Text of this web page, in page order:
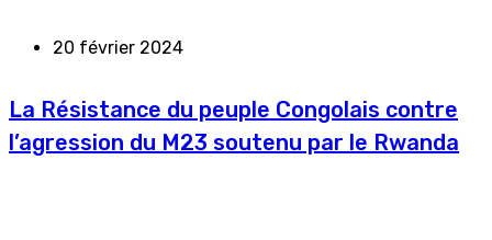
20 février 2024
La Résistance du peuple Congolais contre
l’agression du M23 soutenu par le Rwanda